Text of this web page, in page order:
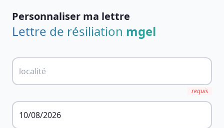
Personnaliser ma lettre
Lettre de résiliation mgel
requis